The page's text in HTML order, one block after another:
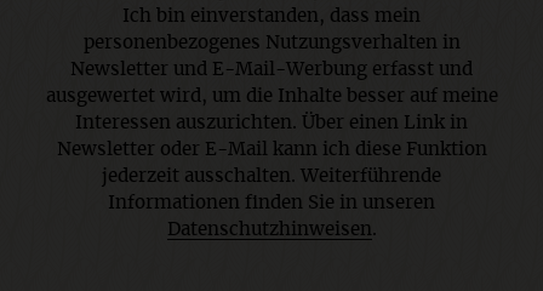
Ich bin einverstanden, dass mein
personenbezogenes Nutzungsverhalten in
Newsletter und E-Mail-Werbung erfasst und
ausgewertet wird, um die Inhalte besser auf meine
Interessen auszurichten. Über einen Link in
Newsletter oder E-Mail kann ich diese Funktion
jederzeit ausschalten. Weiterführende
Informationen finden Sie in unseren
Datenschutzhinweisen .